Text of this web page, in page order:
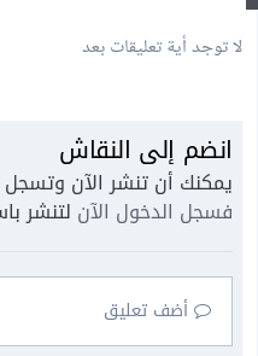
لا توجد أية تعليقات بعد
انضم إلى النقاش
يمكنك أن تنشر الآن
فسجل الدخول الآن لتنشر
أضف تعليق